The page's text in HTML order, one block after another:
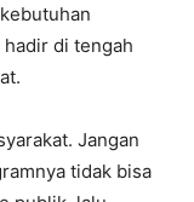
hadir di tengah
Jangan
tidak bisa